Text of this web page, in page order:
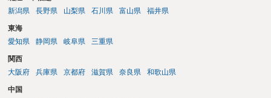
新潟県
長野県 山梨県 石川県 富山県 福井県
東海
愛知県
静岡県 岐阜県 三重県
関西
大阪府
兵庫県 京都府 滋賀県 奈良県 和歌山県
中国